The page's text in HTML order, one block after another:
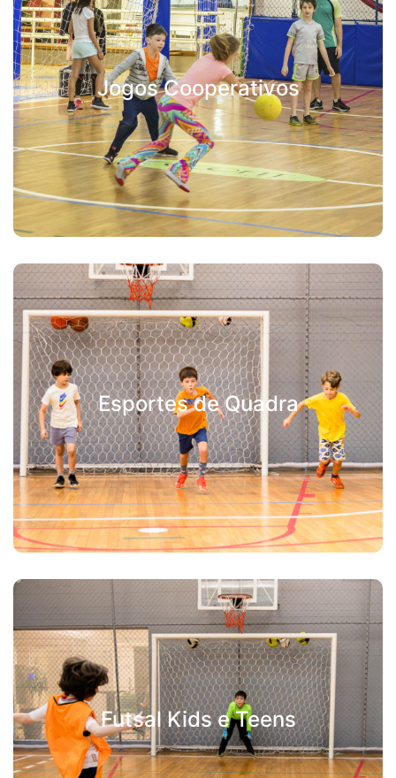
Jogos Cooperativos
Esportes de Quadra
Futsal Kids e Teens